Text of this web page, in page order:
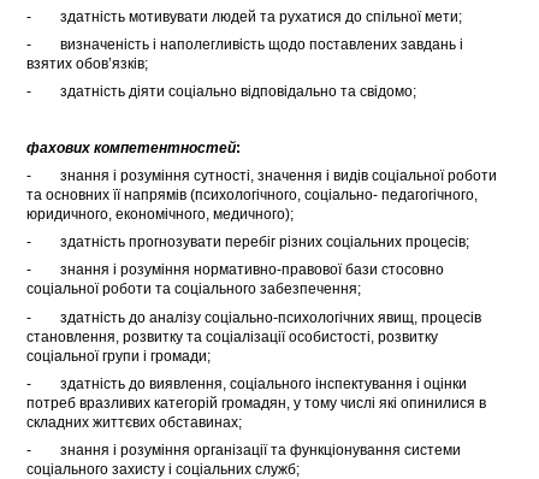
- здатність мотивувати людей та рухатися до спільної мети;
- визначеність і наполегливість щодо поставлених завдань і
взятих обов’язків;
- здатність діяти соціально відповідально та свідомо;
фахових компетентностей:
- знання і розуміння сутності, значення і видів соціальної роботи
та основних її напрямів (психологічного, соціально- педагогічного,
юридичного, економічного, медичного);
- здатність прогнозувати перебіг різних соціальних процесів;
- знання і розуміння нормативно-правової бази стосовно
соціальної роботи та соціального забезпечення;
- здатність до аналізу соціально-психологічних явищ, процесів
становлення, розвитку та соціалізації особистості, розвитку
соціальної групи і громади;
- здатність до виявлення, соціального інспектування і оцінки
потреб вразливих категорій громадян, у тому числі які опинилися в
складних життєвих обставинах;
- знання і розуміння організації та функціонування системи
соціального захисту і соціальних служб;